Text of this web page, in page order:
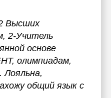
Высших
2-Учитель
основе
олимпиадам,
Лояльна,
общий язык с